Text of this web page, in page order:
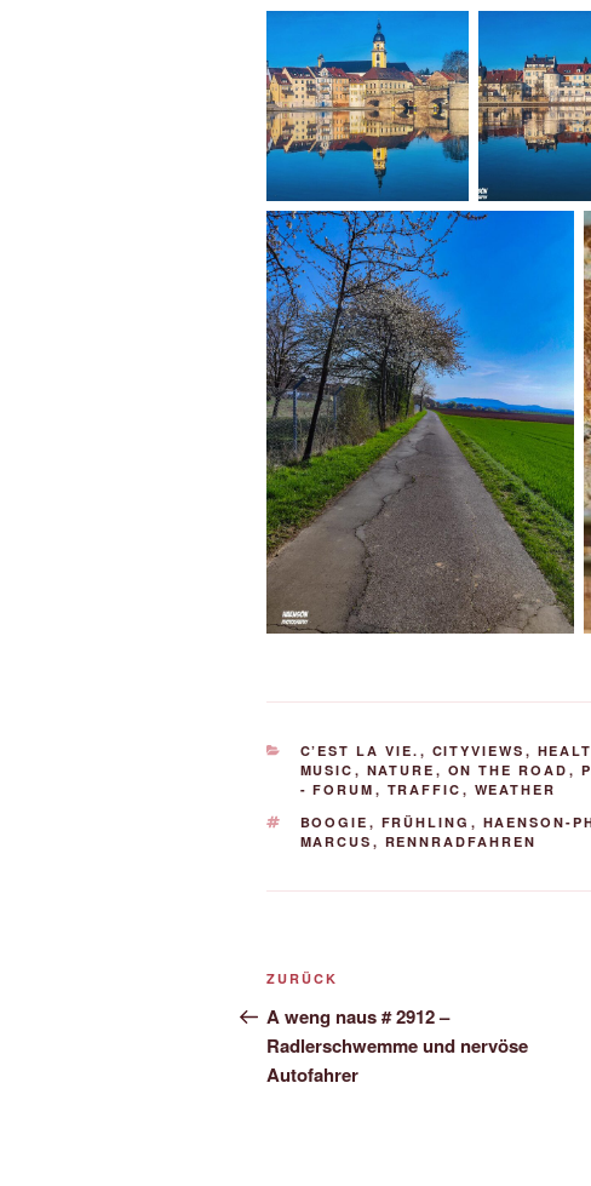
KATEGORIEN
C’EST LA VIE. , CITYVIEWS ,
MUSIC , NATURE , ON THE ROAD ,
- FORUM , TRAFFIC , WEATHER
SCHLAGWÖRTER
BOOGIE , FRÜHLING , HAENSON-
MARCUS , RENNRADFAHREN
Beitrags-
Navigation
Vorheriger
Beitrag
ZURÜCK
A weng naus # 2912 –
Radlerschwemme und nervöse
Autofahrer